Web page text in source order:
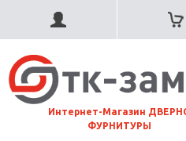
⠀Интернет-Магазин
ФУРНИТУРЫ